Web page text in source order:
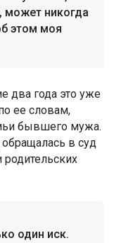
может никогда
этом моя
два года это уже
ее словам,
бывшего мужа.
в суд
один иск.